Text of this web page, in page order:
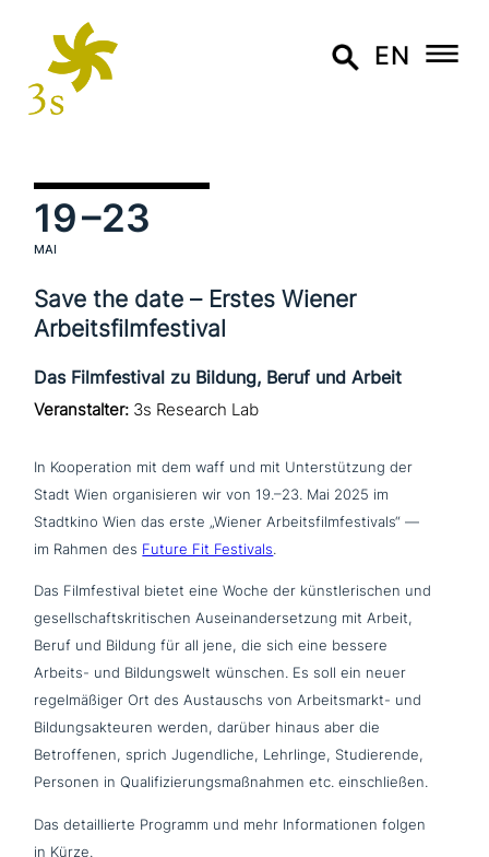
EN
19–23
MAI
Save the date – Erstes Wiener
Arbeitsfilmfestival
Das Filmfestival zu Bildung, Beruf und Arbeit
Veranstalter: 3s Research Lab
In Kooperation mit dem waff und mit Unterstützung der
Stadt Wien orga­ni­sie­ren wir von 19.–23. Mai 2025 im
Stadtkino Wien das erste „Wiener Arbeitsfilmfestivals“ —
im Rahmen des Future Fit Festivals.
Das Filmfestival bietet eine Woche der künst­le­ri­schen und
gesell­schafts­kri­ti­schen Auseinandersetzung mit Arbeit,
Beruf und Bildung für all jene, die sich eine bessere
Arbeits- und Bildungswelt wünschen. Es soll ein neuer
regel­mä­ßi­ger Ort des Austauschs von Arbeitsmarkt- und
Bildungsakteuren werden, darüber hinaus aber die
Betroffenen, sprich Jugendliche, Lehrlinge, Studierende,
Personen in Qualifizierungsmaßnahmen etc. einschließen.
Das detail­lier­te Programm und mehr Informationen folgen
in Kürze.